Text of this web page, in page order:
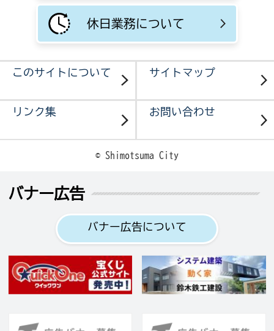
休日業務について
このサイトについて サイトマップ
リンク集 お問い合わせ
© Shimotsuma City
バナー広告
バナー広告について